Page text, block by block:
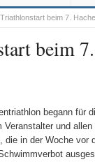
beim 7.
beim
begann für
und allen
in der Woche vor